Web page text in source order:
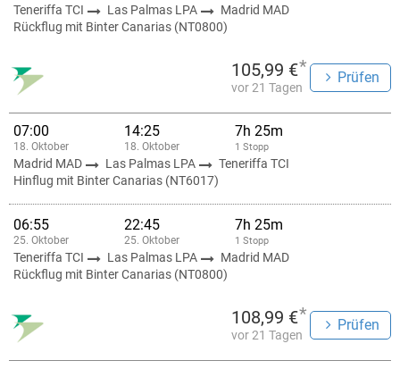
Teneriffa TCI Las Palmas LPA
Madrid MAD
Rückflug mit Binter Canarias (NT0800)
105,99 €*
vor 21 Tagen
Prüfen
07:00
18. Oktober
14:25
18. Oktober
7h 25m
1 Stopp
Madrid MAD Las Palmas LPA
Teneriffa TCI
Hinflug mit Binter Canarias (NT6017)
06:55
25. Oktober
22:45
25. Oktober
7h 25m
1 Stopp
Teneriffa TCI Las Palmas LPA
Madrid MAD
Rückflug mit Binter Canarias (NT0800)
108,99 €*
vor 21 Tagen
Prüfen